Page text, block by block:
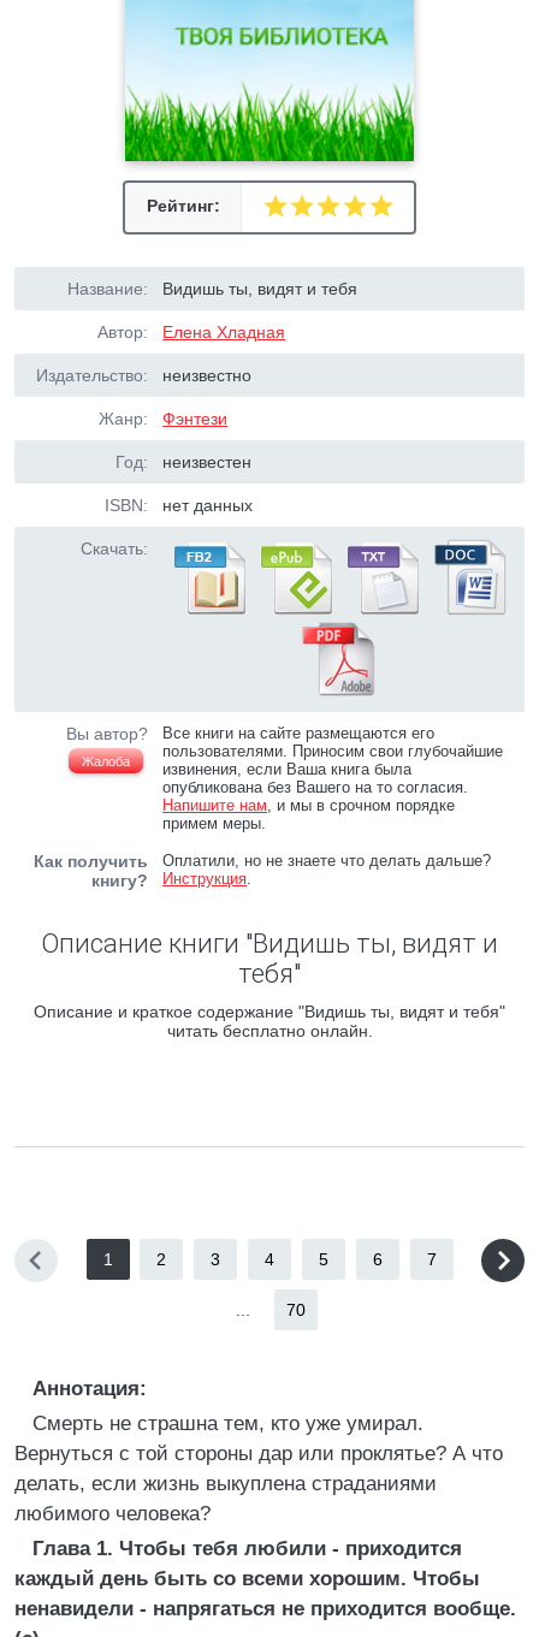
Рейтинг:
Название: Видишь ты, видят и тебя
Автор: Елена Хладная
Издательство: неизвестно
Жанр: Фэнтези
Год: неизвестен
ISBN: нет данных
Скачать:
Вы автор?
Жалоба
Все книги на сайте размещаются его
пользователями. Приносим свои глубочайшие
извинения, если Ваша книга была
опубликована без Вашего на то согласия.
Напишите нам, и мы в срочном порядке
примем меры.
Как получить
книгу?
Оплатили, но не знаете что делать дальше?
Инструкция.
Описание книги "Видишь ты, видят и
тебя"
Описание и краткое содержание "Видишь ты, видят и тебя"
читать бесплатно онлайн.
1 2 3 4 5 6 7
70
Аннотация:
Смерть не страшна тем, кто уже умирал.
Вернуться с той стороны дар или проклятье? А что
делать, если жизнь выкуплена страданиями
любимого человека?
Глава 1. Чтобы тебя любили - приходится
каждый день быть со всеми хорошим. Чтобы
ненавидели - напрягаться не приходится вообще.